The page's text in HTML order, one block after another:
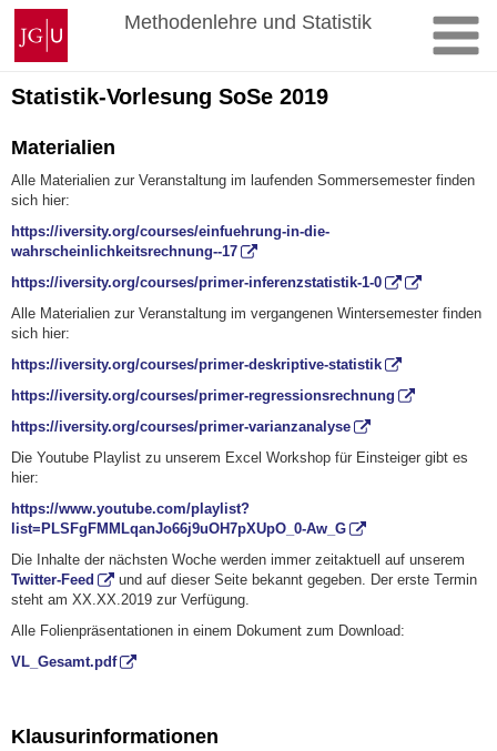
Zum
Inhalt
springen
Johannes
Gutenberg-
Universität
Mainz
Methodenlehre und Statistik
Statistik-Vorlesung SoSe 2019
Materialien
Alle Materialien zur Veranstaltung im laufenden Sommersemester finden
sich hier:
https://iversity.org/courses/einfuehrung-in-die-
wahrscheinlichkeitsrechnung--17
https://iversity.org/courses/primer-inferenzstatistik-1-0
Alle Materialien zur Veranstaltung im vergangenen Wintersemester finden
sich hier:
https://iversity.org/courses/primer-deskriptive-statistik
https://iversity.org/courses/primer-regressionsrechnung
https://iversity.org/courses/primer-varianzanalyse
Die Youtube Playlist zu unserem Excel Workshop für Einsteiger gibt es
hier:
https://www.youtube.com/playlist?
list=PLSFgFMMLqanJo66j9uOH7pXUpO_0-Aw_G
Die Inhalte der nächsten Woche werden immer zeitaktuell auf unserem
Twitter-Feed
und auf dieser Seite bekannt gegeben. Der erste Termin
steht am XX.XX.2019 zur Verfügung.
Alle Folienpräsentationen in einem Dokument zum Download:
VL_Gesamt.pdf
Klausurinformationen